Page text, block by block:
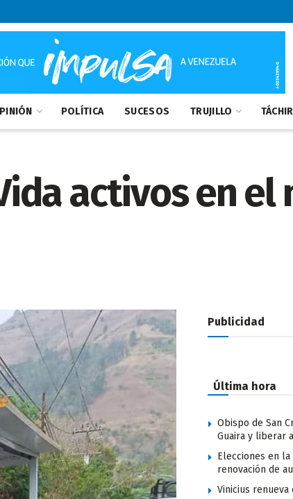
POLÍTICA SUCESOS TRUJILLO
activos en
Publicidad
Última hora
Obispo de San
Guaira y liberar
Elecciones en la
renovación de
Vinicius renueva